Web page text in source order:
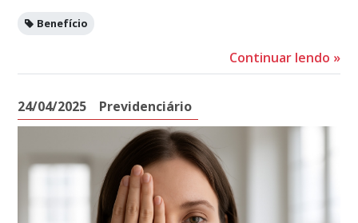
Benefício
Continuar lendo »
24/04/2025 Previdenciário